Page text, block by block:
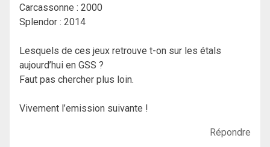
Carcassonne : 2000
Splendor : 2014
Lesquels de ces jeux retrouve t-on sur les étals
aujourd’hui en GSS ?
Faut pas chercher plus loin.
Vivement l’emission suivante !
Répondre